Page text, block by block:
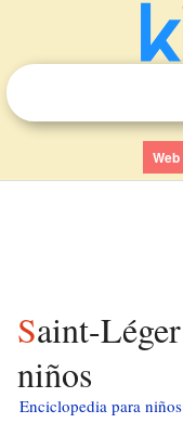
Web
Saint-Léger (Gaume) para
niños
Enciclopedia para niños